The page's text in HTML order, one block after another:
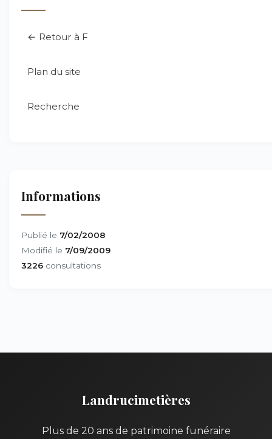
← Retour à F
Plan du site
Recherche
Informations
Publié le 7/02/2008
Modifié le 7/09/2009
3226 consultations
Landrucimetières
Plus de 20 ans de patrimoine funéraire